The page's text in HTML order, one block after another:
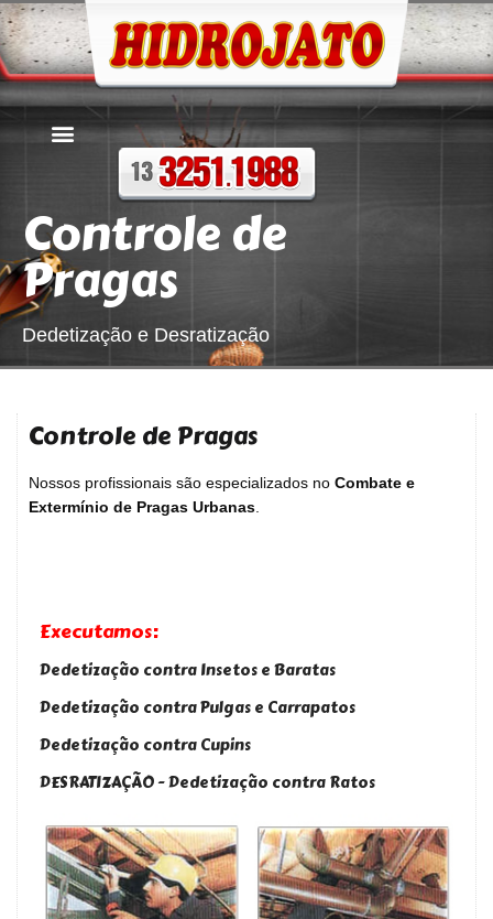
Controle de
Pragas
Dedetização e Desratização
Controle de Pragas
Nossos profissionais são especializados no Combate e
Extermínio de Pragas Urbanas
Executamos:
Dedetização contra Insetos e Baratas
Dedetização contra Pulgas e Carrapatos
Dedetização contra Cupins
DESRATIZAÇÃO - Dedetização contra Ratos